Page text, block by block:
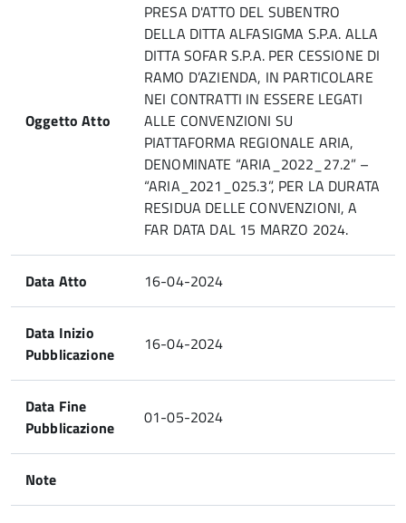
Oggetto Atto
PRESA D'ATTO DEL SUBENTRO
DELLA DITTA ALFASIGMA S.P.A. ALLA
DITTA SOFAR S.P.A. PER CESSIONE DI
RAMO D’AZIENDA, IN PARTICOLARE
NEI CONTRATTI IN ESSERE LEGATI
ALLE CONVENZIONI SU
PIATTAFORMA REGIONALE ARIA,
DENOMINATE “ARIA_2022_27.2” –
“ARIA_2021_025.3”, PER LA DURATA
RESIDUA DELLE CONVENZIONI, A
FAR DATA DAL 15 MARZO 2024.
Data Atto 16-04-2024
Data Inizio
Pubblicazione
16-04-2024
Data Fine
Pubblicazione
01-05-2024
Note